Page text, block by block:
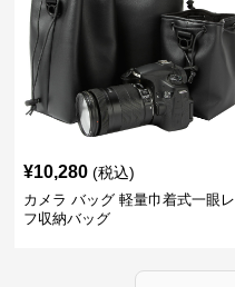
¥10,280 (税込)
カメラ バッグ 軽量巾着式一眼レ
フ収納バッグ